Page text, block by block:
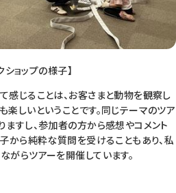
ショップの様子】
感じることは、お客さまと動物を観察し
しいということです。同じテーマのツア
すし、参加者の方から感想やコメント
から純粋な質問を受けることもあり、私
がらツアーを開催しています。